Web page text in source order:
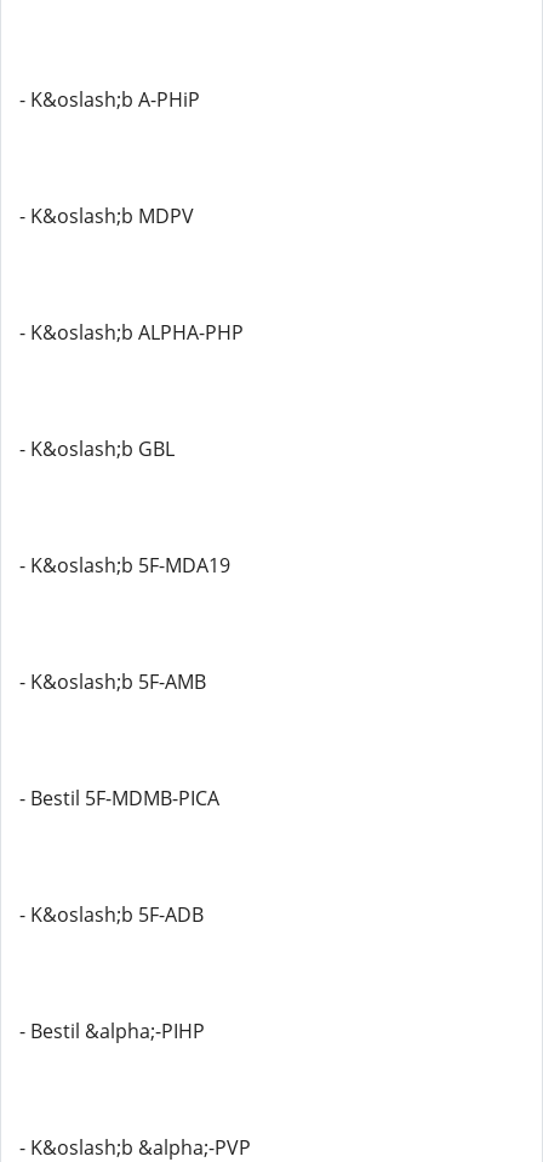
- K&oslash;b A-PHiP
- K&oslash;b MDPV
- K&oslash;b ALPHA-PHP
- K&oslash;b GBL
- K&oslash;b 5F-MDA19
- K&oslash;b 5F-AMB
- Bestil 5F-MDMB-PICA
- K&oslash;b 5F-ADB
- Bestil &alpha;-PIHP
- K&oslash;b &alpha;-PVP